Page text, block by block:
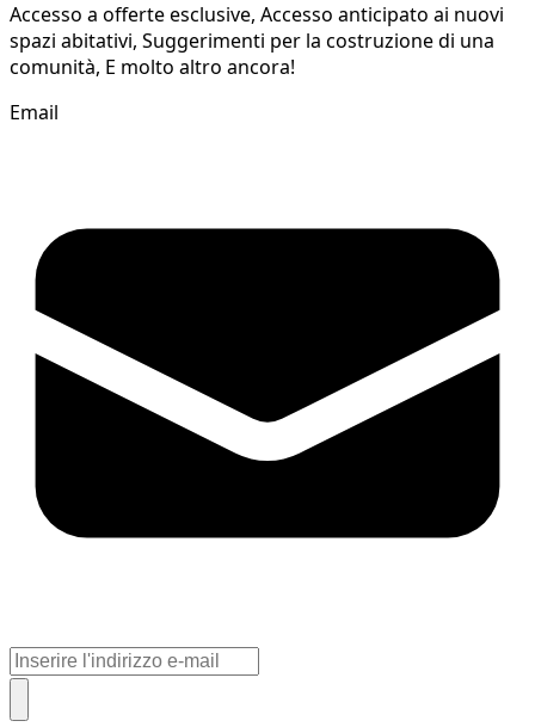
Accesso a offerte esclusive, Accesso anticipato ai nuovi
spazi abitativi, Suggerimenti per la costruzione di una
comunità, E molto altro ancora!
Email